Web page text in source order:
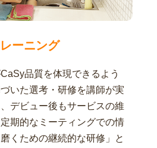
レーニング
品質を体現できるよう
いた選考・研修を講師が実
デビュー後もサービスの維
期的なミーティングでの情
くための継続的な研修」と